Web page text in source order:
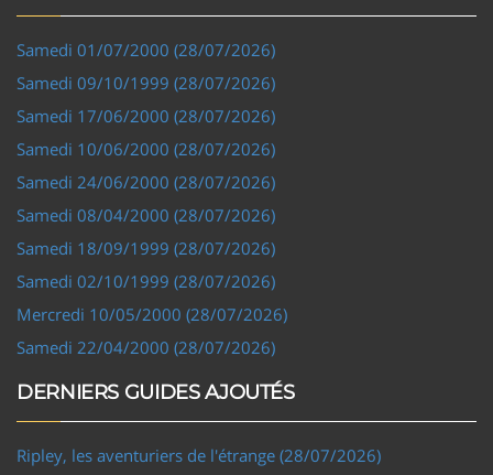
Samedi 01/07/2000 (28/07/2026)
Samedi 09/10/1999 (28/07/2026)
Samedi 17/06/2000 (28/07/2026)
Samedi 10/06/2000 (28/07/2026)
Samedi 24/06/2000 (28/07/2026)
Samedi 08/04/2000 (28/07/2026)
Samedi 18/09/1999 (28/07/2026)
Samedi 02/10/1999 (28/07/2026)
Mercredi 10/05/2000 (28/07/2026)
Samedi 22/04/2000 (28/07/2026)
DERNIERS GUIDES AJOUTÉS
Ripley, les aventuriers de l'étrange (28/07/2026)